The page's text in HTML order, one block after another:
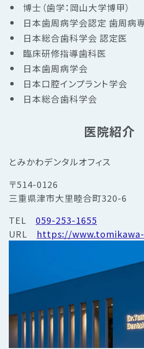
博士（歯学：岡山大学博甲）
日本歯周病学会認定 歯周病
日本総合歯科学会 認定医
臨床研修指導歯科医
日本歯周病学会
日本口腔インプラント学会
日本総合歯科学会
医院紹介
とみかわデンタルオフィス
〒514-0126
三重県津市大里睦合町320-6
TEL 059-253-1655
URL https://